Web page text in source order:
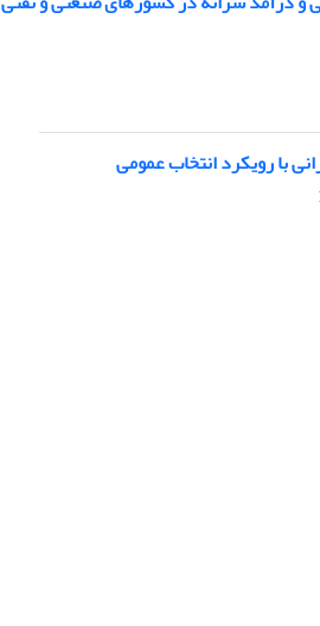
با رویکرد انتخاب عمومی